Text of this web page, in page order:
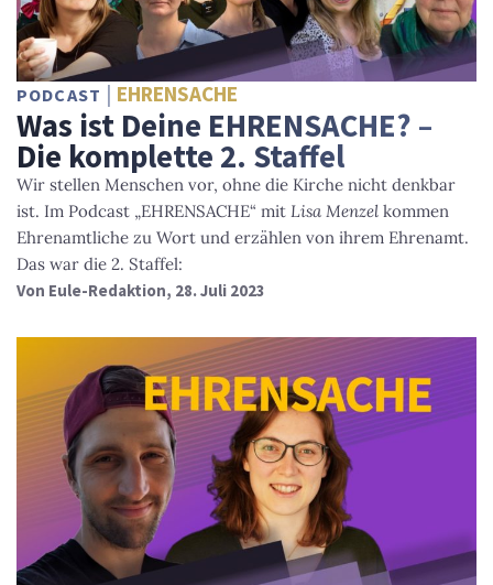
PODCAST EHRENSACHE
Was ist Deine EHRENSACHE? –
Die komplette 2. Staffel
Wir stellen Menschen vor, ohne die Kirche nicht denkbar
ist. Im Podcast „EHRENSACHE“ mit Lisa Menzel kommen
Ehrenamtliche zu Wort und erzählen von ihrem Ehrenamt.
Das war die 2. Staffel:
Von Eule-Redaktion, 28. Juli 2023